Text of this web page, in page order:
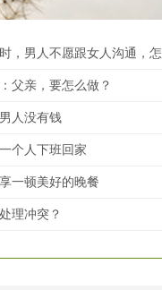
，男人不愿跟女人沟通，怎么破
父亲，要怎么做？
人没有钱
个人下班回家
一顿美好的晚餐
理冲突？